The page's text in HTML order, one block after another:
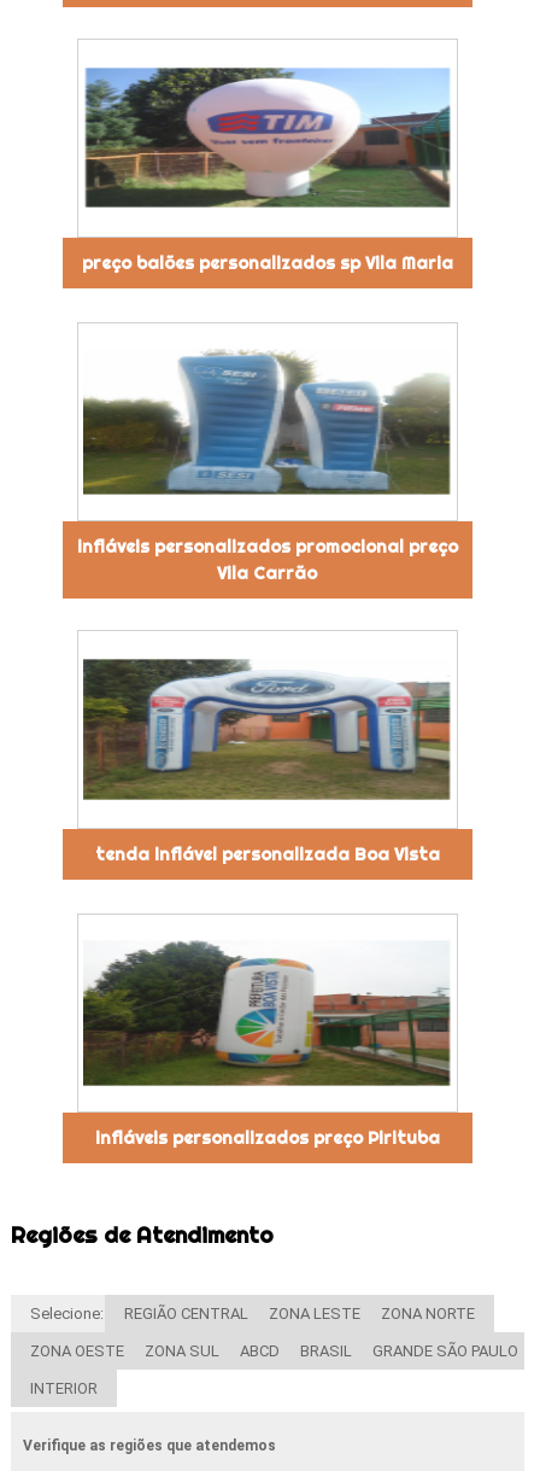
preço balões personalizados sp Vila Maria
infláveis personalizados promocional preço
Vila Carrão
tenda inflável personalizada Boa Vista
infláveis personalizados preço Pirituba
Regiões de Atendimento
Selecione: REGIÃO CENTRAL ZONA LESTE ZONA NORTE
ZONA OESTE ZONA SUL ABCD BRASIL GRANDE SÃO PAULO
INTERIOR
Verifique as regiões que atendemos